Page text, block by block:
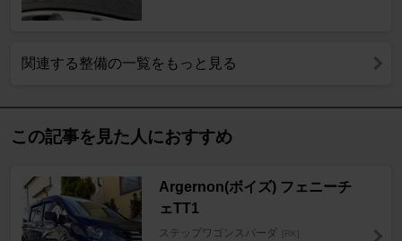
関連する整備の一覧をもっと見る
この記事を見た人におすすめ
Argernon(ボイズ) フェニーチ
ェTT1
ステップワゴンスパーダ [RK]